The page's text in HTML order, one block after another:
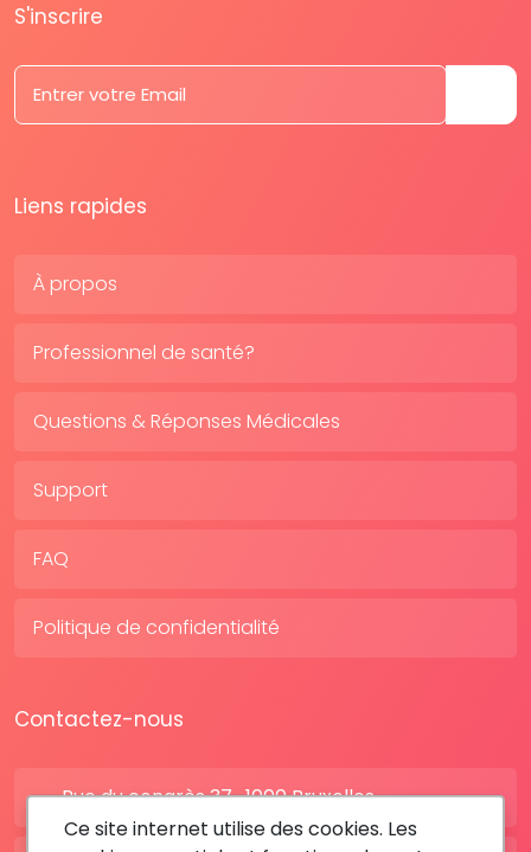
S'inscrire
Liens rapides
À propos
Professionnel de santé?
Questions & Réponses Médicales
Support
FAQ
Politique de confidentialité
Contactez-nous
Rue du congrès 37 , 1000 Bruxelles
Ce site internet utilise des cookies. Les